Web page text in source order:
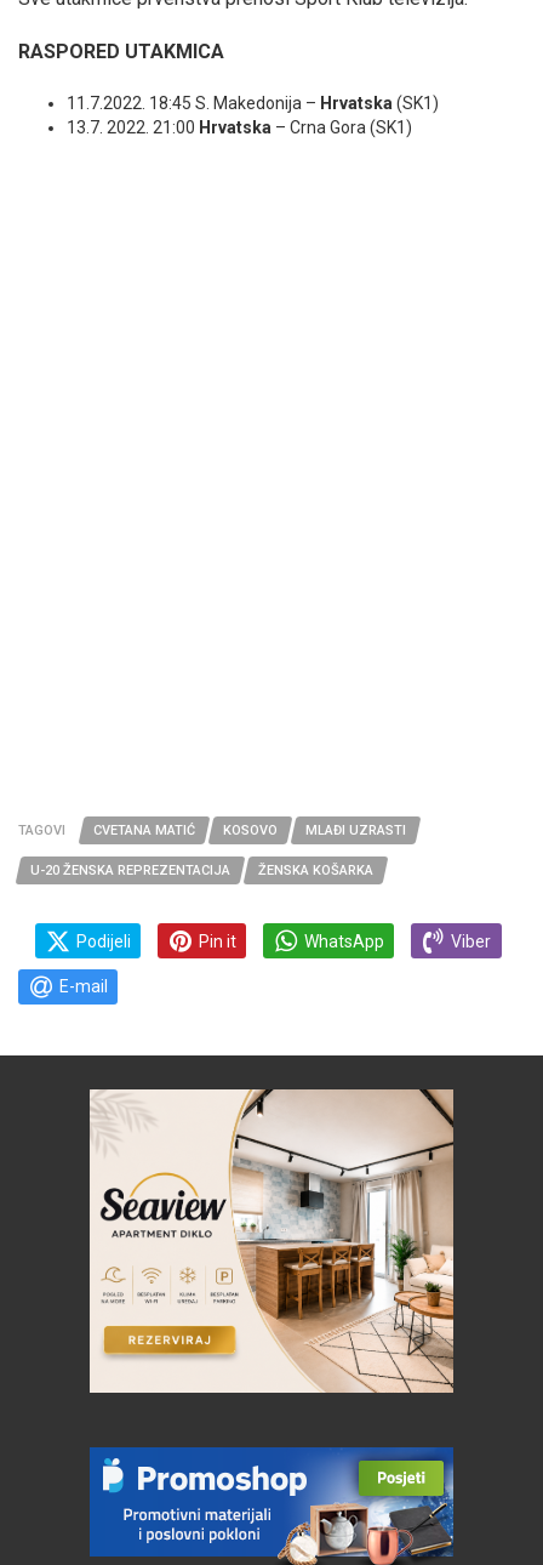
RASPORED UTAKMICA
11.7.2022. 18:45 S. Makedonija – Hrvatska (SK1)
13.7. 2022. 21:00 Hrvatska – Crna Gora (SK1)
TAGOVI CVETANA MATIĆ KOSOVO MLAĐI UZRASTI
U-20 ŽENSKA REPREZENTACIJA ŽENSKA KOŠARKA
Podijeli Pin it WhatsApp Viber
E-mail